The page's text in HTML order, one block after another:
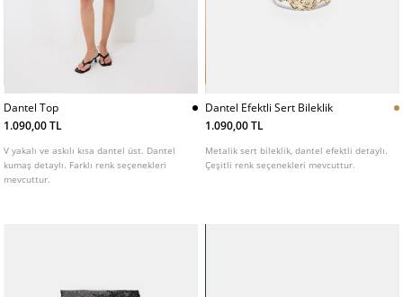
Dantel Top
1.090,00 TL
V yakalı ve askılı kısa dantel üst. Dantel
kumaş detaylı. Farklı renk seçenekleri
mevcuttur.
Dantel Efektli Sert Bileklik
1.090,00 TL
Metalik sert bileklik, dantel efektli detaylı.
Çeşitli renk seçenekleri mevcuttur.